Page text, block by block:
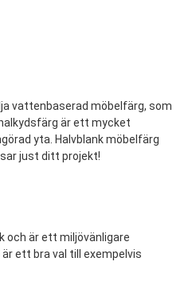
vattenbaserad möbelfärg, som
är ett mycket
yta. Halvblank möbelfärg
just ditt projekt!
och är ett miljövänligare
ett bra val till exempelvis